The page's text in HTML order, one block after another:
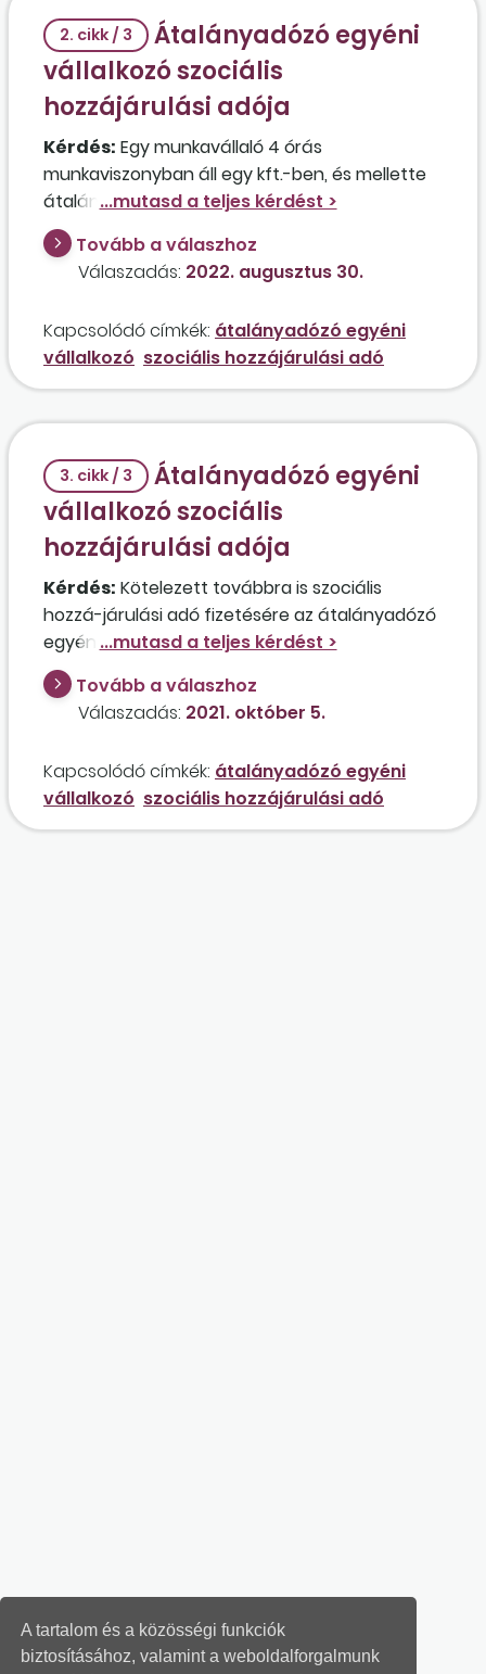
A tartalom és a közösségi funkciók
biztosításához, valamint a weboldalforgalmunk
2. cikk / 3
Átalányadózó egyéni
vállalkozó szociális
hozzájárulási adója
Kérdés: Egy munkavállaló 4 órás
munkaviszonyban áll egy kft.-ben, és mellette
átalányadózó egyéni vállalkozó. Csökkenti az
átalányadózóként fizetendő szociális
hozzájárulási adó alapját a kft. által a
munkabér után megfizetett szociális
meghaladná a 4 800 000 forintot.
Tovább a válaszhoz
Válaszadás: 2022. augusztus 30.
Kapcsolódó címkék: átalányadózó egyéni
vállalkozó szociális hozzájárulási adó
3. cikk / 3
Átalányadózó egyéni
vállalkozó szociális
hozzájárulási adója
Kérdés: Kötelezett továbbra is szociális
hozzá-járulási adó fizetésére az átalányadózó
egyéni vállalkozó abban az esetben, ha a
jövedelme eléri a minimálbér 24-szeresét, vagy
ez is tekinthető úgy, mint az osztalék, és a
jövedelmet nem terheli tovább a 15,5
Tovább a válaszhoz
Válaszadás: 2021. október 5.
Kapcsolódó címkék: átalányadózó egyéni
vállalkozó szociális hozzájárulási adó